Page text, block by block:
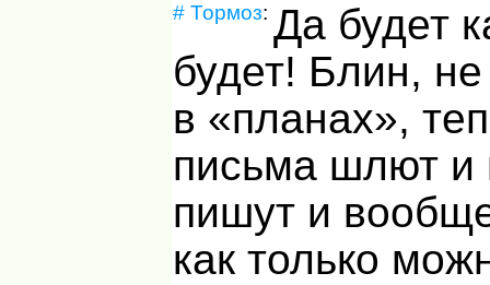
# Тормоз: Да будет
будет! Блин,
в «планах»,
письма шлют
пишут и
как только